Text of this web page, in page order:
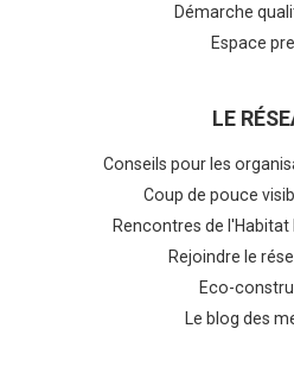
Démarche
Espace
LE
Conseils pour les
Coup de pouce
Rencontres de l'Habitat
Rejoindre le
Eco-
Le blog des